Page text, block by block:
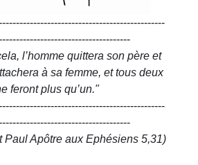
l’homme quittera son père et
à sa femme, et tous deux
feront plus qu’un."
Paul Apôtre aux Ephésiens 5,31)